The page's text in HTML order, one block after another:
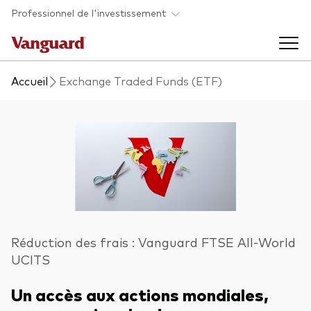
Skip to main content
Professionnel de l'investissement
Fonds et ETFs
Tous les produits
Analyses et événements
Back to main menu
À propos de Vanguard
Accueil Exchange Traded Funds (ETF)
Réduction des frais : Vanguard FTSE All-World
UCITS
Un accès aux actions mondiales,